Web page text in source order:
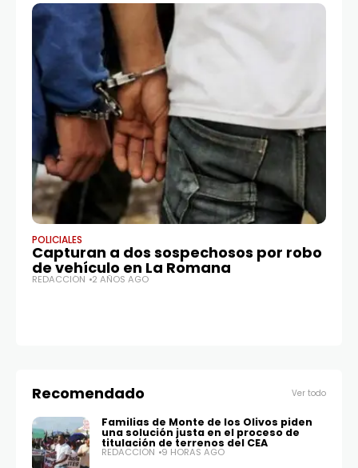
POLICIALES
Capturan a dos sospechosos por robo
de vehículo en La Romana
REDACCIÓN 2 AÑOS AGO
Recomendado Ver todo
Familias de Monte de los Olivos piden
una solución justa en el proceso de
titulación de terrenos del CEA
REDACCIÓN 9 HORAS AGO